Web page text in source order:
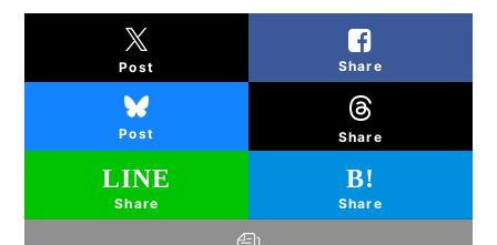
Post Share
Post Share
Share Share